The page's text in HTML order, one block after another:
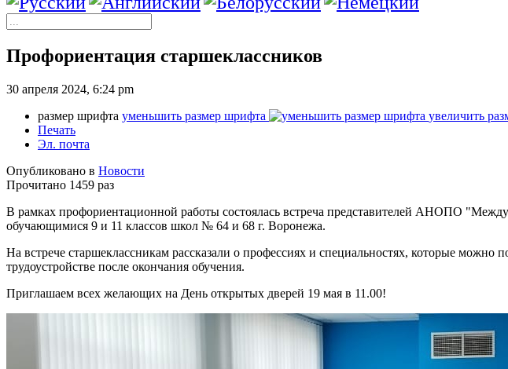
Профориентация старшеклассников
30 апреля 2024, 6:24 pm
размер шрифта уменьшить размер шрифта
увеличить
Печать
Эл. почта
Опубликовано в Новости
Прочитано 1459 раз
В рамках профориентационной работы состоялась встреча представителей АНОПО
обучающимися 9 и 11 классов школ № 64 и 68 г. Воронежа.
На встрече старшеклассникам рассказали о профессиях и специальностях, которые можно
трудоустройстве после окончания обучения.
Приглашаем всех желающих на День открытых дверей 19 мая в 11.00!